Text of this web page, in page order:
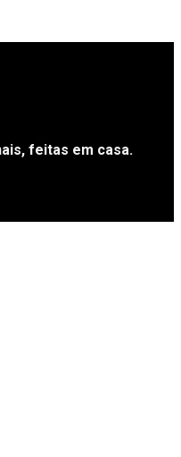
feitas em casa.